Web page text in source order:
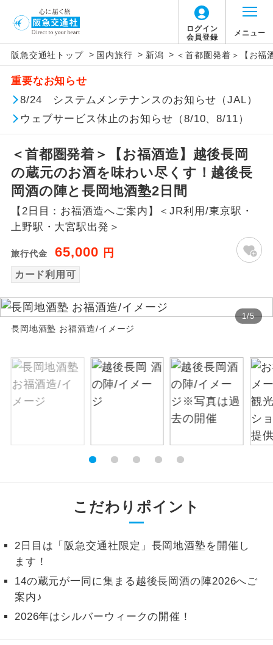
ログイン
会員登録
メニュー
阪急交通社トップ > 国内旅行 > 新潟 > ＜首都圏発着＞【お福
重要なお知らせ
8/24 システムメンテナンスのお知らせ（JAL）
ウェブサービス休止のお知らせ（8/10、8/11）
＜首都圏発着＞【お福酒造】越後長岡
の蔵元のお酒を味わい尽くす！越後長
岡酒の陣と長岡地酒塾2日間
【2日目：お福酒造へご案内】＜JR利用/東京駅・
上野駅・大宮駅出発＞
旅行代金 65,000 円
カード利用可
1/5
長岡地酒塾 お福酒造/イメージ
こだわりポイント
2日目は「阪急交通社限定」長岡地酒塾を開催し
ます！
14の蔵元が一同に集まる越後長岡酒の陣2026へご
案内♪
2026年はシルバーウィークの開催！
アイコン 説明
添乗員同行
往路出発空港（駅）から復路到着空港
（駅）まで同行します。
現地添乗員同
行
現地到着空港（駅）から最終日出発空港
（駅）まで添乗員が同行します。
バスガイド乗
務
バスガイドが乗務し、車内での観光案内
があります。
新コース 初登場のコースです。
世界遺産
ユネスコに登録されている文化遺産や自
絶景 絶景スポットに立ち寄るコースです。
温泉 温泉地にも宿泊するコースです。
露天風呂
ご宿泊ホテルに露天風呂が付いていま
す。
大浴場 ご宿泊ホテルに大浴場が付いています。
全食事付き
全てのお食事が付いていますので、お食
事の心配はいりません。（機内食を除
く）
お部屋にてゆっくりとお召し上がりいた
だけます。
周りの音を気にせず、ガイドさんの説明
をじっくり聞くことができます。
す。
2名様催行
す。